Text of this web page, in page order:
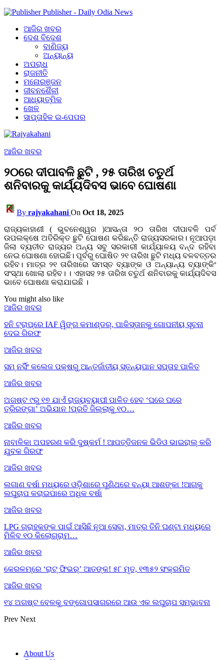
Publisher - Daily Odia News
ଆଜିର ଖବର
ଦେଶ ବିଦେଶ
ବାଣିଜ୍ୟ
ଅନ୍ୟାନ୍ୟ
ଅପରାଧ
ରାଜନୀତି
ମନୋରଞ୍ଜନ
ଜୀବନଶୈଳୀ
ଆଧ୍ୟାତ୍ମିକ
ଖେଳ
ସାପ୍ତାହିକ ଇ-ପେପର
ଆଜିର ଖବର
୨୦ରେ ଦୀପାବଳି ଛୁଟି , ୨୫ ତାରିଖ ଚତୁର୍ଥ
ଶନିବାରକୁ କାର୍ଯ୍ୟଦିବସ ଭାବେ ଘୋଷଣା
By rajyakahani On Oct 18, 2025
ରାଜ୍ୟକାହାଣୀ ( ଭୁବନେଶ୍ୱର )ଆସନ୍ତା ୨୦ ତାରିଖ ଦୀପାବଳି ପର୍ବ
ଉପଲକ୍ଷେ ଅତିରିକ୍ତ ଛୁଟି ଘୋଷଣ କରିଛନ୍ତି ରାଜ୍ୟସରକାର। ନୂଆପଡ଼ା
ଜିଲା ବ୍ୟତୀତ ରାଜ୍ୟର ଅନ୍ୟ ସବୁ ସରକାରୀ କାର୍ଯ୍ୟାଳୟ ବନ୍ଦ ରହିବା
ନେଇ ଘୋଷଣା ହୋଇଛି। ପୂର୍ବରୁ ଘୋଷିତ ୨୧ ତାରିଖ ଛୁଟି ମଧ୍ୟ ବଳବତ୍ତର
ରହିବ। ମାତ୍ର ୨୧ ତାରିଖରେ ସମସ୍ତ ବ୍ୟାଙ୍କ ଓ ଅନ୍ୟାନ୍ୟ ବ୍ୟାଙ୍କିଂ
ସଂସ୍ଥା ଖୋଲା ରହିବ। । ଏହାସହ ୨୫ ତାରିଖ ଚତୁର୍ଥ ଶନିବାରକୁ କାର୍ଯ୍ୟଦିବସ
ଭାବେ ଘୋଷଣା କରାଯାଇଛି ।
You might also like
ଆଜିର ଖବର
ହନି ଟ୍ରାପ୍‌ରେ IAF ୱିଙ୍ଗ କମାଣ୍ଡର୍, ପାକିସ୍ତାନକୁ ଗୋପନୀୟ ସୂଚନା
ଦେଇ ଗିରଫ
ଆଜିର ଖବର
ସମ୍ ନର୍ସିଂ କଲେଜ ପକ୍ଷରୁ ଆନ୍ତର୍ଜାତୀୟ ସ୍ତନ୍ୟପାନ ସପ୍ତାହ ପାଳିତ
ଆଜିର ଖବର
ଅଗଷ୍ଟ ୯ରୁ ୧୭ ଯାଏଁ ରାଜ୍ୟବ୍ୟାପୀ ପାଳିତ ହେବ ‘ଘରେ ଘରେ
ତ୍ରିରଙ୍ଗା’ ଅଭିଯାନ !ପ୍ରତି ଜିଲ୍ଲାକୁ ୧୦…
ଆଜିର ଖବର
ନାବାଳିକା ଅପହରଣ କରି ଦୁଷ୍କର୍ମ ! ଆପତ୍ତିଜନକ ଭିଡିଓ ଭାଇରାଲ୍ କରି
ଯୁବକ ଗିରଫ
ଆଜିର ଖବର
ଲଗାଣ ବର୍ଷା ମଧ୍ୟରେ ଓଡ଼ିଶାରେ ପୁଣିଥରେ ବନ୍ୟା ଆଶଙ୍କା !ଆଗକୁ
ଲଘୁଚାପ କରାଇପାରେ ଅଧିକ ବର୍ଷା
ଆଜିର ଖବର
LPG ଗ୍ରାହକଙ୍କ ପାଇଁ ଆସିଛି ନୂଆ ସେବା, ମାତ୍ର ତିନି ଘଣ୍ଟା ମଧ୍ୟରେ
ମିଳିବ ୧୦ କିଲୋଗ୍ରାମ…
ଆଜିର ଖବର
କେରଳମ୍‌ରେ ‘ରାଟ୍ ଫିଭର୍’ ଆତଙ୍କ! ୫୮ ମୃତ, ୧୩୫୨ ସଂକ୍ରମିତ
ଆଜିର ଖବର
୧୪ ଅଗଷ୍ଟ ବେଳକୁ ବଙ୍ଗୋପସାଗରରେ ଆଉ ଏକ ଲଘୁଚାପ ସମ୍ଭାବନା
Prev Next
About Us